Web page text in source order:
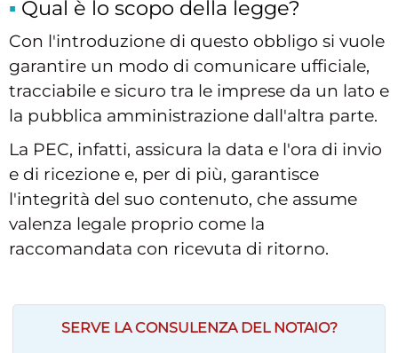
Qual è lo scopo della legge?
Con l'introduzione di questo obbligo si vuole
garantire un modo di comunicare ufficiale,
tracciabile e sicuro tra le imprese da un lato e
la pubblica amministrazione dall'altra parte.
La PEC, infatti, assicura la data e l'ora di invio
e di ricezione e, per di più, garantisce
l'integrità del suo contenuto, che assume
valenza legale proprio come la
raccomandata con ricevuta di ritorno.
SERVE LA CONSULENZA DEL NOTAIO?